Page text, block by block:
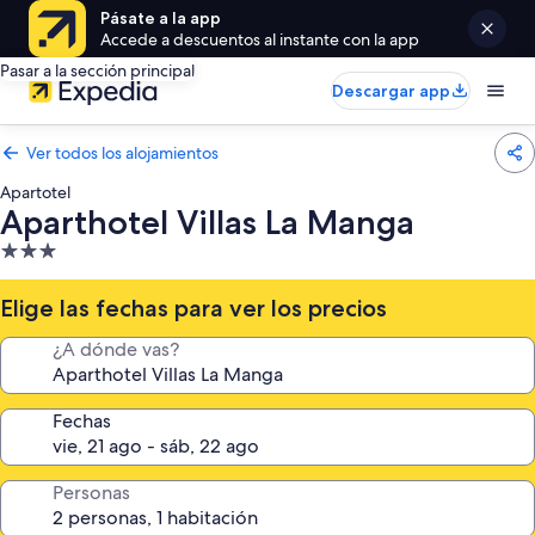
Pásate a la app
Accede a descuentos al instante con la app
Pasar a la sección principal
Descargar app
Ver todos los alojamientos
Apartotel
Aparthotel Villas La Manga
Alojamiento
de
3.0 estrellas
Elige las fechas para ver los precios
¿A dónde vas?
Fechas
Personas